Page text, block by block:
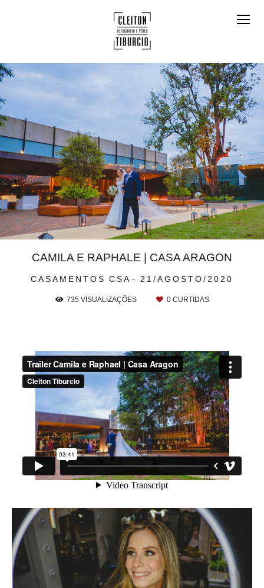
CASAMENTOS CSA 21/AGOSTO/2020
CAMILA E RAPHALE | CASA ARAGON
735VISUALIZAÇÕES 0CURTIDAS